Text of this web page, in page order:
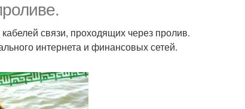
связи, проходящих через пролив.
интернета и финансовых сетей.